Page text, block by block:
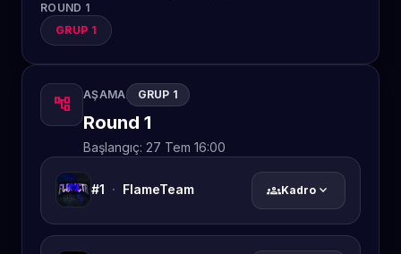
ROUND 1
GRUP 1
account_tree AŞAMA GRUP 1
Round 1
Başlangıç: 27 Tem 16:00
#1 · FlameTeam groupsKadro expand_more